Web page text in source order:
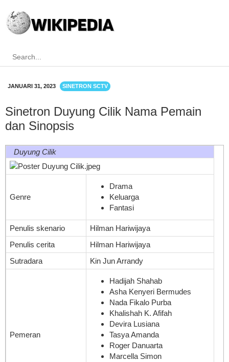
JANUARI 31, 2023 SINETRON SCTV
Sinetron Duyung Cilik Nama Pemain
dan Sinopsis
Duyung Cilik
Genre
Drama
Keluarga
Fantasi
Penulis skenario
Hilman Hariwijaya
Penulis cerita
Hilman Hariwijaya
Sutradara
Kin Jun Arrandy
Pemeran
Hadijah Shahab
Asha Kenyeri Bermudes
Nada Fikalo Purba
Khalishah K. Afifah
Devira Lusiana
Tasya Amanda
Roger Danuarta
Marcella Simon